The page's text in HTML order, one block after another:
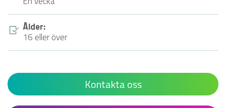
Ålder:
16 eller över
Kontakta oss